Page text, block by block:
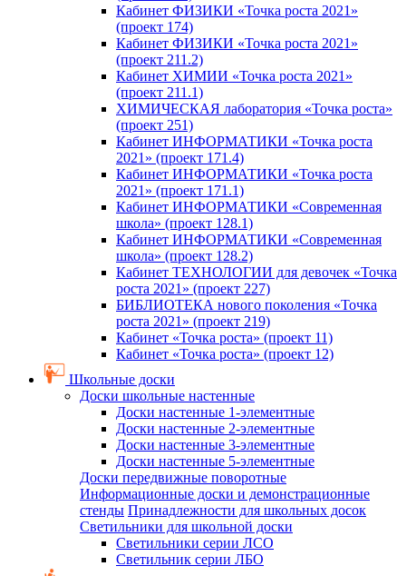
Кабинет ФИЗИКИ «Точка роста 2021»
(проект 174)
Кабинет ФИЗИКИ «Точка роста 2021»
(проект 211.2)
Кабинет ХИМИИ «Точка роста 2021»
(проект 211.1)
ХИМИЧЕСКАЯ лаборатория «Точка роста»
(проект 251)
Кабинет ИНФОРМАТИКИ «Точка роста
2021» (проект 171.4)
Кабинет ИНФОРМАТИКИ «Точка роста
2021» (проект 171.1)
Кабинет ИНФОРМАТИКИ «Современная
школа» (проект 128.1)
Кабинет ИНФОРМАТИКИ «Современная
школа» (проект 128.2)
Кабинет ТЕХНОЛОГИИ для девочек «Точка
роста 2021» (проект 227)
БИБЛИОТЕКА нового поколения «Точка
роста 2021» (проект 219)
Кабинет «Точка роста» (проект 11)
Кабинет «Точка роста» (проект 12)
Школьные доски
Доски школьные настенные
Доски настенные 1-элементные
Доски настенные 2-элементные
Доски настенные 3-элементные
Доски настенные 5-элементные
Доски передвижные поворотные
Информационные доски и демонстрационные
стенды Принадлежности для школьных досок
Светильники для школьной доски
Светильники серии ЛСО
Светильник серии ЛБО